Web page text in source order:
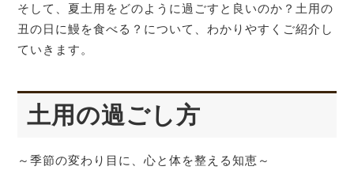
そして、夏土用をどのように過ごすと良いのか？土用の
丑の日に鰻を食べる？について、わかりやすくご紹介し
ていきます。
土用の過ごし方
～季節の変わり目に、心と体を整える知恵～